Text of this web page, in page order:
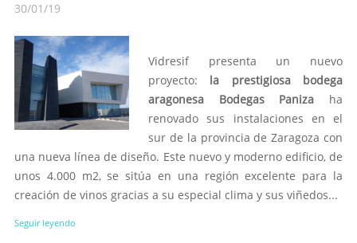
30/01/19
Vidresif presenta un nuevo
proyecto: la prestigiosa bodega
aragonesa Bodegas Paniza ha
renovado sus instalaciones en el
sur de la provincia de Zaragoza con
una nueva línea de diseño. Este nuevo y moderno edificio, de
unos 4.000 m2, se sitúa en una región excelente para la
creación de vinos gracias a su especial clima y sus viñedos...
Seguir leyendo